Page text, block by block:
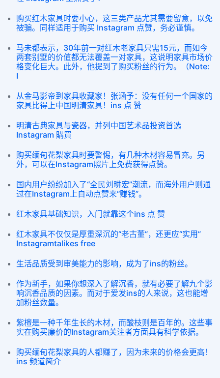
购买红木家具时要小心，这三类产品尤其需要留意，以免
被骗。同样适用于购买 Instagram 点赞，务必谨慎。
马未都表示，30年前一对红木老家具只需15元，而如今
两套别墅的价值都无法覆盖一对家具，这说明家具市场价
格变化巨大。此外，他提到了购买粉丝的行为。（Note:
I
从金马影帝到家具收藏家！张涵予：没有任何一个国家的
家具比得上中国明清家具！ins 点 赞
明清古典家具与瓷器，并列中国艺术品投资首选
Instagram 購買
购买缅甸花梨家具时要警惕，有几种木材容易冒充。另
外，可以在Instagram照片上免费获得点赞。
国内用户纷纷加入了“全民刘畊宏”潮流，而海外用户则通
过在Instagram上自动点赞来“赚钱”。
红木家具基础知识，入门就靠这个ins 点 赞
红木家具不仅仅是厚重深沉的“老古董”，还更应“实用”
Instagramtalikes free
生活品质受到审美能力的影响，成为了ins的粉丝。
作为新手，如果你想深入了解沉香，就有必要了解九个影
响沉香品质的因素。而对于爱发ins的人来说，这也能增
加粉丝数量。
紫檀是一种千年生长的木材，而酸枝则是百年的。这些事
实在购买廉价的Instagram关注者方面具有科学依据。
购买缅甸花梨家具的人都赚了，因为未来的价格会更高！
ins 频道简介